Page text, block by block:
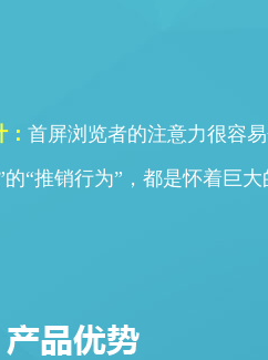
首屏浏览者的注意力很容
的“推销行为”，都是怀着巨